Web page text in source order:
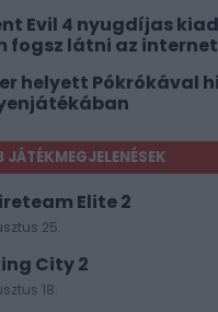
Evil 4 nyugdíjas
fogsz látni az
helyett Pókrókával
JÁTÉKMEGJELENÉSEK
Elite 2
25.
City 2
18.